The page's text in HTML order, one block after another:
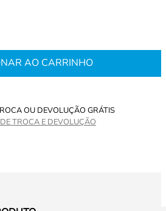
AO CARRINHO
OU DEVOLUÇÃO GRÁTIS
TROCA E DEVOLUÇÃO